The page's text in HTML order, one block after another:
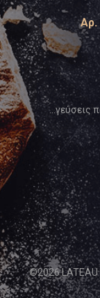
Αρ.
…γεύσεις
©2026LATEAU